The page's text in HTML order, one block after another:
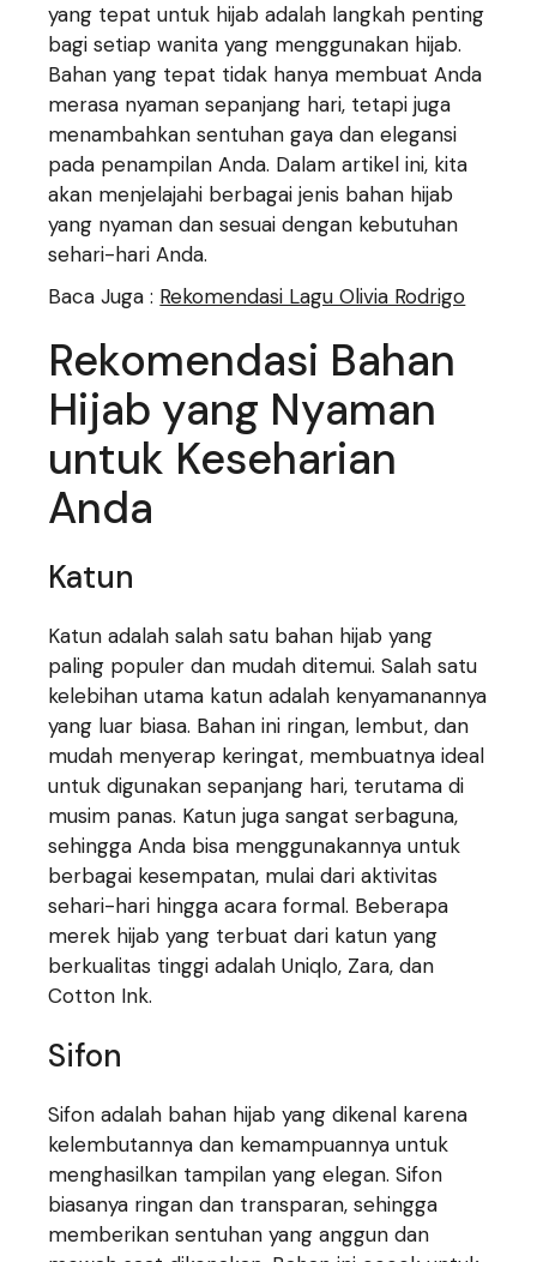
yang tepat untuk hijab adalah langkah penting
bagi setiap wanita yang menggunakan hijab.
Bahan yang tepat tidak hanya membuat Anda
merasa nyaman sepanjang hari, tetapi juga
menambahkan sentuhan gaya dan elegansi
pada penampilan Anda. Dalam artikel ini, kita
akan menjelajahi berbagai jenis bahan hijab
yang nyaman dan sesuai dengan kebutuhan
sehari-hari Anda.
Baca Juga : Rekomendasi Lagu Olivia Rodrigo
Rekomendasi Bahan
Hijab yang Nyaman
untuk Keseharian
Anda
Katun
Katun adalah salah satu bahan hijab yang
paling populer dan mudah ditemui. Salah satu
kelebihan utama katun adalah kenyamanannya
yang luar biasa. Bahan ini ringan, lembut, dan
mudah menyerap keringat, membuatnya ideal
untuk digunakan sepanjang hari, terutama di
musim panas. Katun juga sangat serbaguna,
sehingga Anda bisa menggunakannya untuk
berbagai kesempatan, mulai dari aktivitas
sehari-hari hingga acara formal. Beberapa
merek hijab yang terbuat dari katun yang
berkualitas tinggi adalah Uniqlo, Zara, dan
Cotton Ink.
Sifon
Sifon adalah bahan hijab yang dikenal karena
kelembutannya dan kemampuannya untuk
menghasilkan tampilan yang elegan. Sifon
biasanya ringan dan transparan, sehingga
memberikan sentuhan yang anggun dan